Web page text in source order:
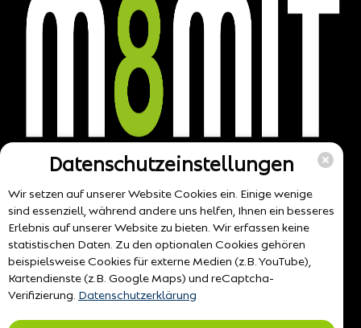
Datenschutzeinstellungen
Wir setzen auf unserer Website Cookies ein. Einige wenige
sind essenziell, während andere uns helfen, Ihnen ein besseres
Erlebnis auf unserer Website zu bieten. Wir erfassen keine
statistischen Daten. Zu den optionalen Cookies gehören
beispielsweise Cookies für externe Medien (z.B. YouTube),
Kartendienste (z.B. Google Maps) und reCaptcha-
Verifizierung. Datenschutzerklärung